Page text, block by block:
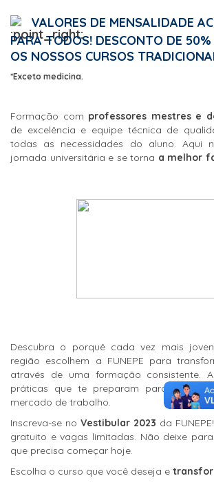
VALORES DE MENSALIDADE
PARA TODOS! DESCONTO DE
OS NOSSOS CURSOS
*Exceto medicina.
Formação com professores mestres e
de excelência e equipe técnica de
todas as necessidades do aluno. Aqui
jornada universitária e se torna a melhor
Descubra o porquê cada vez mais
região escolhem a FUNEPE para
através de uma formação consistente.
práticas que te preparam para
mercado de trabalho.
Inscreva-se no Vestibular 2023 da
gratuito e vagas limitadas. Não deixe
que precisa começar hoje.
Escolha o curso que você deseja e